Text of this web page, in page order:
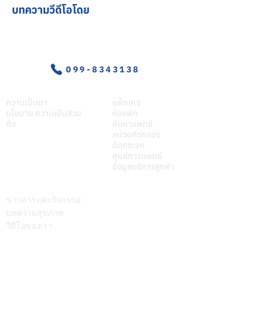
บทความวีดีโอโดย
099-8343138
ความเป็นมา
นโยบาย ความเป็นส่วน
ตัว
แพ็กเกจ
ห้องพัก
ค้นหาแพทย์
หน่วยคัดกรอง
ต้อกระจก
ศูนย์การแพทย์
ข้อมูลบริการลูกค้า
ข่าวสารและกิจกรรม
บทความสุขภาพ
วีดีโอของเรา